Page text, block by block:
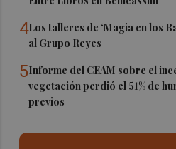
4Los talleres de ‘Magia en los
al Grupo Reyes
5Informe del CEAM sobre el
vegetación perdió el 51% de
previos